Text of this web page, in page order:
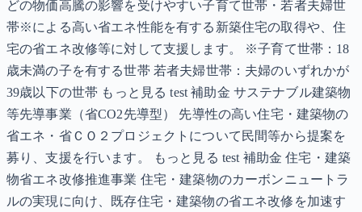
どの物価高騰の影響を受けやすい子育て世帯・若者夫婦世
帯※による高い省エネ性能を有する新築住宅の取得や、住
宅の省エネ改修等に対して支援します。 ※子育て世帯：18
歳未満の子を有する世帯 若者夫婦世帯：夫婦のいずれかが
39歳以下の世帯 もっと見る test 補助金 サステナブル建築物
等先導事業（省CO2先導型） 先導性の高い住宅・建築物の
省エネ・省ＣＯ２プロジェクトについて民間等から提案を
募り、支援を行います。 もっと見る test 補助金 住宅・建築
物省エネ改修推進事業 住宅・建築物のカーボンニュートラ
ルの実現に向け、既存住宅・建築物の省エネ改修を加速す